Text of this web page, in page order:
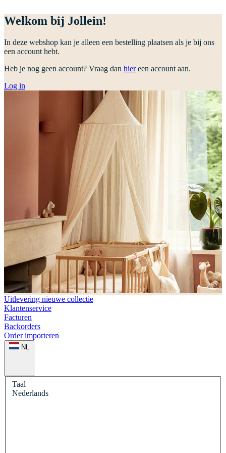
Welkom bij Jollein!
In deze webshop kan je alleen een bestelling plaatsen als je bij ons
een account hebt.
Heb je nog geen account? Vraag dan hiereen account aan.
Log in
Uitlevering nieuwe collectie
Klantenservice
Facturen
Backorders
Order importeren
NL
Taal
Nederlands